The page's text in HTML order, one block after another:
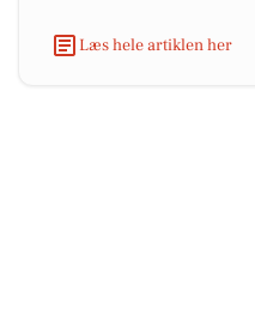
Læs hele artiklen her